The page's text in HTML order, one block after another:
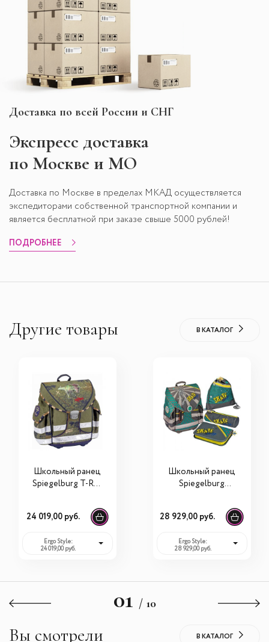
Доставка по всей России и СНГ
Экспресс доставка
по Москве и МО
Доставка по Москве в пределах МКАД осуществляется
экспедиторами собственной транспортной компании и
является бесплатной при заказе свыше 5000 рублей!
ПОДРОБНЕЕ
Другие товары В КАТАЛОГ
Школьный ранец
Spiegelburg T-Rex
24 019,00 руб.
Ergo Style:
24 019,00 руб.
Школьный ранец
Spiegelburg
Ergo Style plus с
наполнением
28 929,00 руб.
Ergo Style:
28 929,00 руб.
01 / 10
Вы смотрели В КАТАЛОГ